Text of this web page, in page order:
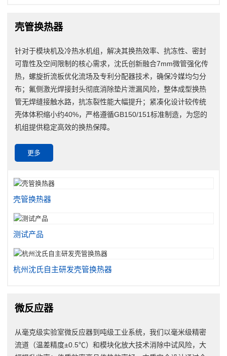
壳管换热器
针对于模块机及冷热水机组，解决其换热效率、抗冻性、密封
可靠性及空间限制的核心需求，沈氏创新融合7mm微管强化传
热，螺旋折流板优化流场及专利分配器技术，确保冷媒均匀分
布；氟侧激光焊接封头彻底消除垫片泄漏风险，整体成型换热
管无焊缝接触水路，抗冻裂性能大幅提升；紧凑化设计较传统
壳体体积缩小约40%，严格遵循GB150/151标准制造，为您的
机组提供稳定高效的换热保障。
更多
壳管换热器
测试产品
杭州沈氏自主研发壳管换热器
微反应器
从毫克级实验室微反应器到吨级工业系统，我们以毫米级精密
流道（温差精度±0.5℃）和模块化放大技术消除中试风险，大